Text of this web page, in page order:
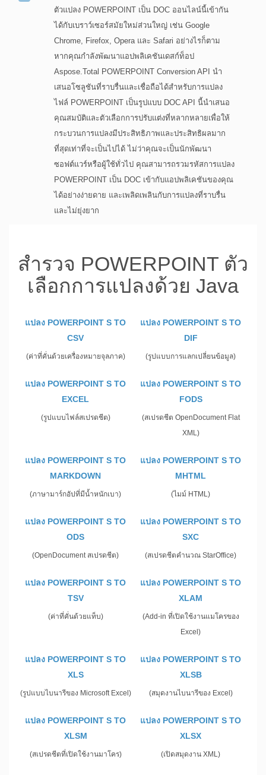
ตัวแปลง POWERPOINT เป็น DOC ออนไลน์นี้เข้ากัน
ได้กับเบราว์เซอร์สมัยใหม่ส่วนใหญ่ เช่น Google
Chrome, Firefox, Opera และ Safari อย่างไรก็ตาม
หากคุณกำลังพัฒนาแอปพลิเคชันเดสก์ท็อป
Aspose.Total POWERPOINT Conversion API นำ
เสนอโซลูชันที่ราบรื่นและเชื่อถือได้สำหรับการแปลง
ไฟล์ POWERPOINT เป็นรูปแบบ DOC API นี้นำเสนอ
คุณสมบัติและตัวเลือกการปรับแต่งที่หลากหลายเพื่อให้
กระบวนการแปลงมีประสิทธิภาพและประสิทธิผลมาก
ที่สุดเท่าที่จะเป็นไปได้ ไม่ว่าคุณจะเป็นนักพัฒนา
ซอฟต์แวร์หรือผู้ใช้ทั่วไป คุณสามารถรวมรหัสการแปลง
POWERPOINT เป็น DOC เข้ากับแอปพลิเคชันของคุณ
ได้อย่างง่ายดาย และเพลิดเพลินกับการแปลงที่ราบรื่น
และไม่ยุ่งยาก
สำรวจ POWERPOINT ตัว
เลือกการแปลงด้วย Java
แปลง POWERPOINT S TO
CSV
(ค่าที่คั่นด้วยเครื่องหมายจุลภาค)
แปลง POWERPOINT S TO
DIF
(รูปแบบการแลกเปลี่ยนข้อมูล)
แปลง POWERPOINT S TO
EXCEL
(รูปแบบไฟล์สเปรดชีต)
แปลง POWERPOINT S TO
FODS
(สเปรดชีต OpenDocument Flat
XML)
แปลง POWERPOINT S TO
MARKDOWN
(ภาษามาร์กอัปที่มีน้ำหนักเบา)
แปลง POWERPOINT S TO
MHTML
(ไมม์ HTML)
แปลง POWERPOINT S TO
ODS
(OpenDocument สเปรดชีต)
แปลง POWERPOINT S TO
SXC
(สเปรดชีตคำนวณ StarOffice)
แปลง POWERPOINT S TO
TSV
(ค่าที่คั่นด้วยแท็บ)
แปลง POWERPOINT S TO
XLAM
(Add-in ที่เปิดใช้งานแมโครของ
Excel)
แปลง POWERPOINT S TO
XLS
(รูปแบบไบนารีของ Microsoft Excel)
แปลง POWERPOINT S TO
XLSB
(สมุดงานไบนารีของ Excel)
แปลง POWERPOINT S TO
XLSM
(สเปรดชีตที่เปิดใช้งานมาโคร)
แปลง POWERPOINT S TO
XLSX
(เปิดสมุดงาน XML)